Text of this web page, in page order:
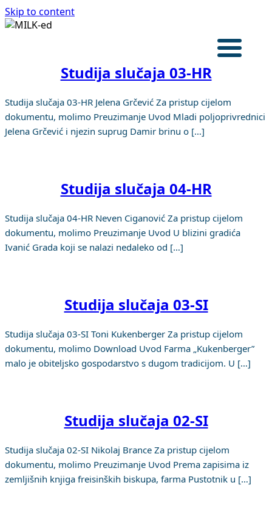
Skip to content
PROGRAM OBUKE
STUDIJE SLUČAJA
O PROJEKTU
Studija slučaja 03-HR
Studija slučaja 03-HR Jelena Grčević Za pristup cijelom
dokumentu, molimo Preuzimanje Uvod Mladi poljoprivrednici
Jelena Grčević i njezin suprug Damir brinu o […]
Studija slučaja 04-HR
Studija slučaja 04-HR Neven Ciganović Za pristup cijelom
dokumentu, molimo Preuzimanje Uvod U blizini gradića
Ivanić Grada koji se nalazi nedaleko od […]
Studija slučaja 03-SI
Studija slučaja 03-SI Toni Kukenberger Za pristup cijelom
dokumentu, molimo Download Uvod Farma „Kukenberger”
malo je obiteljsko gospodarstvo s dugom tradicijom. U […]
Studija slučaja 02-SI
Studija slučaja 02-SI Nikolaj Brance Za pristup cijelom
dokumentu, molimo Preuzimanje Uvod Prema zapisima iz
zemljišnih knjiga freisinških biskupa, farma Pustotnik u […]